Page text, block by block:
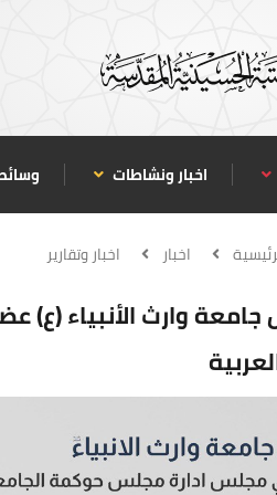
اخبار ونشاطات
اخبار اخبار وتقارير
جامعة وارث الأنبياء